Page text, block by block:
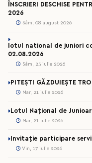
ÎNSCRIERI DESCHISE
2026
Sâm, 08 august 2026
lotul national de juniori
02.08.2026
Sâm, 25 iulie 2026
PITEȘTI GĂZDUIEȘTE
Mar, 21 iulie 2026
Lotul Național de
Mar, 21 iulie 2026
Invitație participare
Vin, 17 iulie 2026